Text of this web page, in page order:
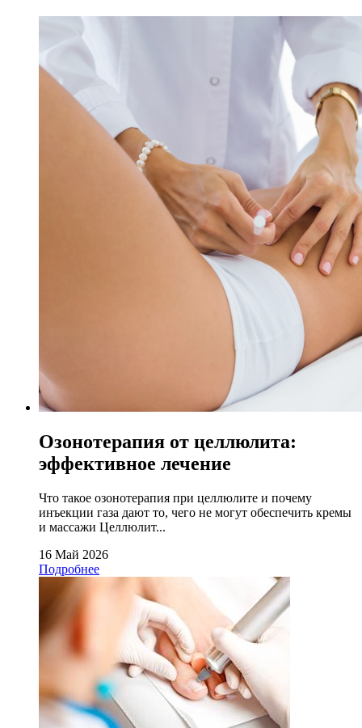
Озонотерапия от целлюлита:
эффективное лечение
Что такое озонотерапия при целлюлите и почему
инъекции газа дают то, чего не могут обеспечить кремы
и массажи Целлюлит...
16 Май 2026
Подробнее